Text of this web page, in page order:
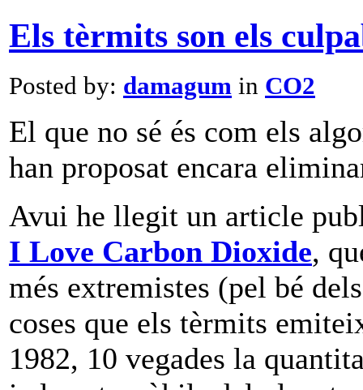
Els tèrmits son els
Posted by: damagum in CO2
El que no sé és com els
han proposat encara
Avui he llegit un article
I Love Carbon Dioxide,
més extremistes (pel bé
coses que els tèrmits
1982, 10 vegades la